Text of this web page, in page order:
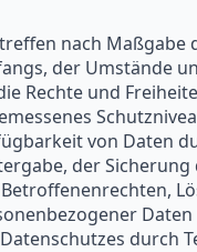
nach Maßgabe
der Umstände
Rechte und
von Daten
der
durch